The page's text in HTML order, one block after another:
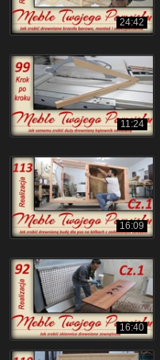
24:42
11:24
16:09
16:40